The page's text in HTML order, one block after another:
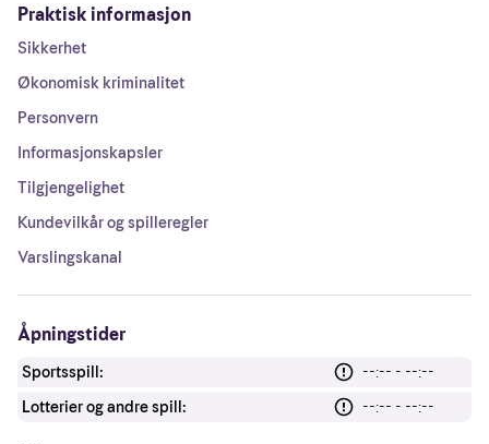
Praktisk informasjon
Sikkerhet
Økonomisk kriminalitet
Personvern
Informasjonskapsler
Tilgjengelighet
Kundevilkår og spilleregler
Varslingskanal
Åpningstider
Sportsspill:
--:-- - --:--
Lotterier og andre spill:
--:-- - --:--